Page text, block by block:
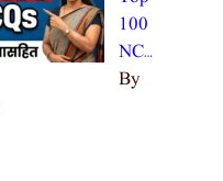
100
NC…
By